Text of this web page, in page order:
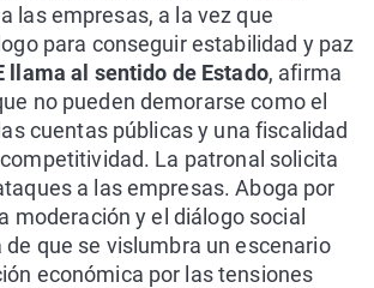
las empresas, a la vez que
para conseguir estabilidad y paz
llama al sentido de Estado, afirma
no pueden demorarse como el
cuentas públicas y una fiscalidad
La patronal solicita
a las empresas. Aboga por
moderación y el diálogo social
que se vislumbra un escenario
económica por las tensiones